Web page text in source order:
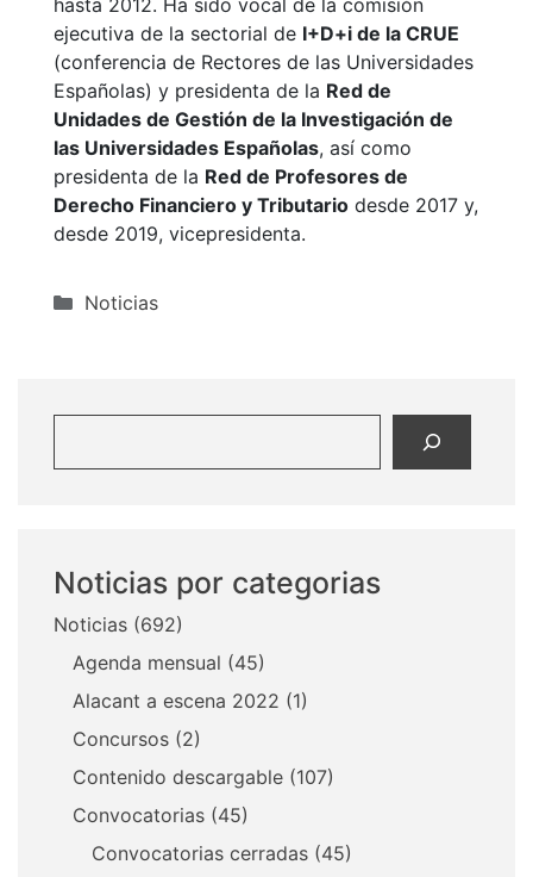
ejecutiva de la sectorial de I+D+i de la CRUE
(conferencia de Rectores de las Universidades
Españolas) y presidenta de la Red de
Unidades de Gestión de la Investigación de
las Universidades Españolas, así como
presidenta de la Red de Profesores de
Derecho Financiero y Tributario desde 2017 y,
desde 2019, vicepresidenta.
Categorías
Noticias
Noticias por categorias
Noticias (692)
Agenda mensual (45)
Alacant a escena 2022 (1)
Concursos (2)
Contenido descargable (107)
Convocatorias (45)
Convocatorias cerradas (45)